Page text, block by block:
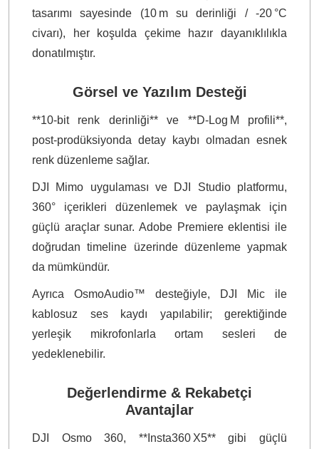
tasarımı sayesinde (10 m su derinliği / -20 °C
civarı), her koşulda çekime hazır dayanıklılıkla
donatılmıştır.
Görsel ve Yazılım Desteği
**10‑bit renk derinliği** ve **D‑Log M profili**,
post‑prodüksiyonda detay kaybı olmadan esnek
renk düzenleme sağlar.
DJI Mimo uygulaması ve DJI Studio platformu,
360° içerikleri düzenlemek ve paylaşmak için
güçlü araçlar sunar. Adobe Premiere eklentisi ile
doğrudan timeline üzerinde düzenleme yapmak
da mümkündür.
Ayrıca OsmoAudio™ desteğiyle, DJI Mic ile
kablosuz ses kaydı yapılabilir; gerektiğinde
yerleşik mikrofonlarla ortam sesleri de
yedeklenebilir.
Değerlendirme & Rekabetçi
Avantajlar
DJI Osmo 360, **Insta360 X5** gibi güçlü